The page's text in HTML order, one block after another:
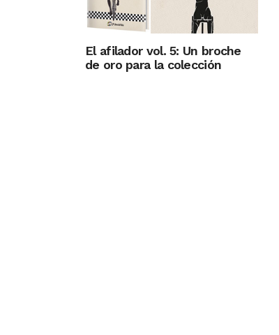
El afilador vol. 5: Un broche
de oro para la colección